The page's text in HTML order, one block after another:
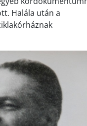
Halála után a